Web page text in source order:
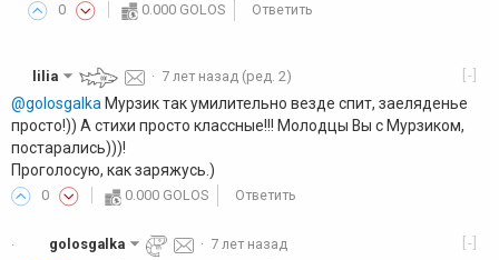
0 0.000 GOLOS Ответить
[-]
lilia · 7 лет назад(ред. 2)
@golosgalka Мурзик так умилительно везде спит, заеляденье
просто!)) А стихи просто классные!!! Молодцы Вы с Мурзиком,
постарались)))!
Проголосую, как заряжусь.)
0 0.000 GOLOS Ответить
· [-]
golosgalka · 7 лет назад